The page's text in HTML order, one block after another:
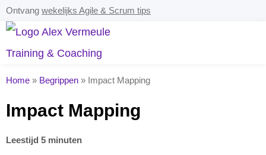
Ontvang wekelijks Agile & Scrum tips
Home » Begrippen » Impact Mapping
Impact Mapping
Leestijd 5 minuten